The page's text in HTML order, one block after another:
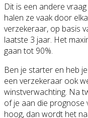
Dit is een andere
halen ze vaak door
verzekeraar, op basis
laatste 3 jaar. Het
gaan tot 90%.
Ben je starter en heb
een verzekeraar ook
winstverwachting. Na
of je aan die prognose
hoog, dan wordt het